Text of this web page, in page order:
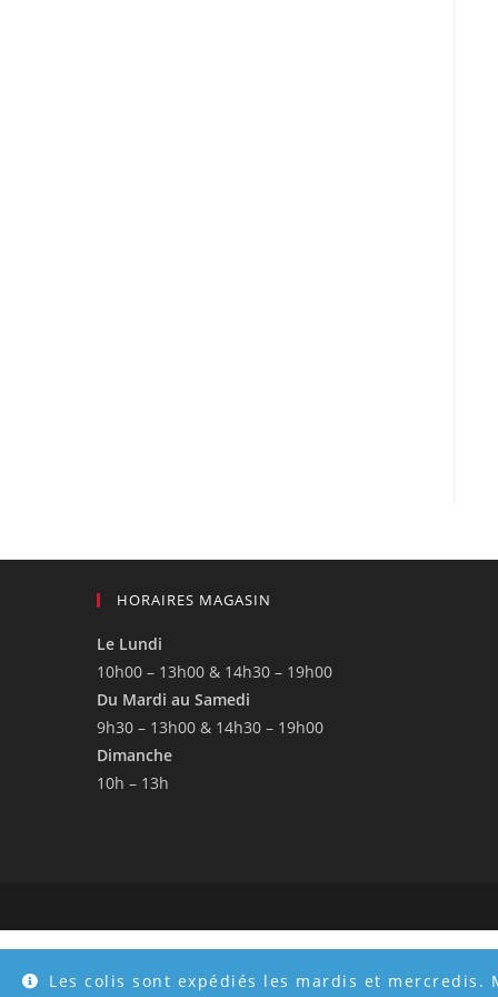
Les colis sont expédiés les mardis et
HORAIRES MAGASIN
Le Lundi
10h00 – 13h00 & 14h30 – 19h00
Du Mardi au Samedi
9h30 – 13h00 & 14h30 – 19h00
Dimanche
10h – 13h